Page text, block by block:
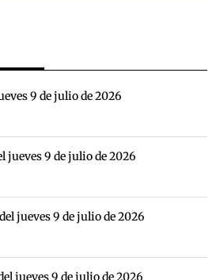
9 de julio de 2026
jueves 9 de julio de 2026
jueves 9 de julio de 2026
jueves 9 de julio de 2026